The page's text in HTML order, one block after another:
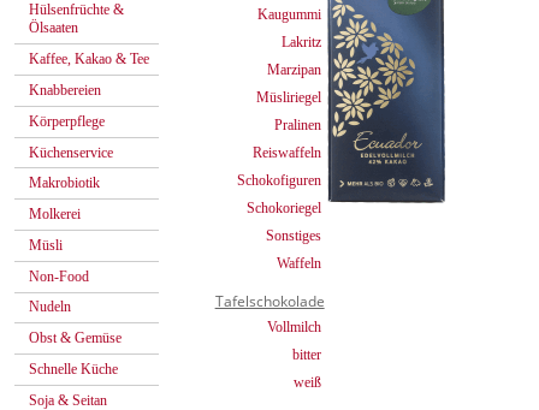
Hülsenfrüchte &
Ölsaaten
Kaffee, Kakao & Tee
Knabbereien
Körperpflege
Küchenservice
Makrobiotik
Molkerei
Müsli
Non-Food
Nudeln
Obst & Gemüse
Schnelle Küche
Soja & Seitan
Kaugummi
Lakritz
Marzipan
Müsliriegel
Pralinen
Reiswaffeln
Schokofiguren
Schokoriegel
Sonstiges
Waffeln
Tafelschokolade
Vollmilch
bitter
weiß